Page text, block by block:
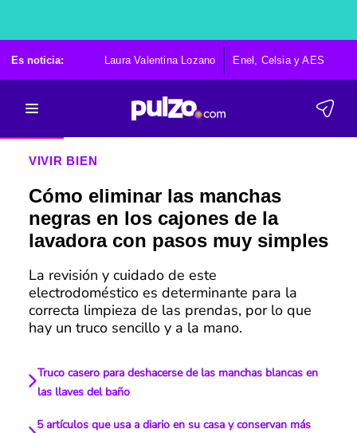
Es noticia: Laura Valentina Lozano Enel, Celsia y AES
VIVIR BIEN
Cómo eliminar las manchas
negras en los cajones de la
lavadora con pasos muy simples
La revisión y cuidado de este
electrodoméstico es determinante para la
correcta limpieza de las prendas, por lo que
hay un truco sencillo y a la mano.
Truco casero para deshacerse de las manchas blancas en
las llaves del baño
5 artículos que usa a diario en su casa y conservan más